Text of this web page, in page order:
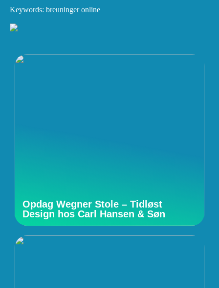
Keywords: breuninger online
Opdag Wegner Stole – Tidløst
Design hos Carl Hansen & Søn